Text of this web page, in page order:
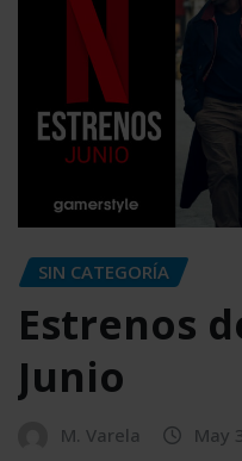
SIN CATEGORÍA
Estrenos
Junio
M. Varela May